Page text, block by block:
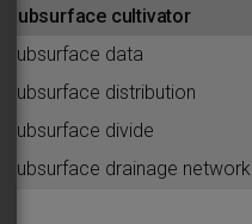
subsurface cultivator
subsurface data
subsurface distribution
subsurface divide
subsurface drainage network